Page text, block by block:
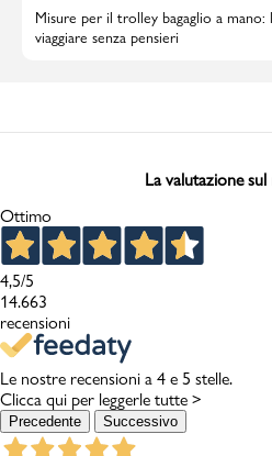
Misure per il trolley bagaglio a mano:
viaggiare senza pensieri
La valutazione
Ottimo
4,5/5
14.663
recensioni
Le nostre recensioni a 4 e 5 stelle.
Clicca qui per leggerle tutte >
Precedente Successivo